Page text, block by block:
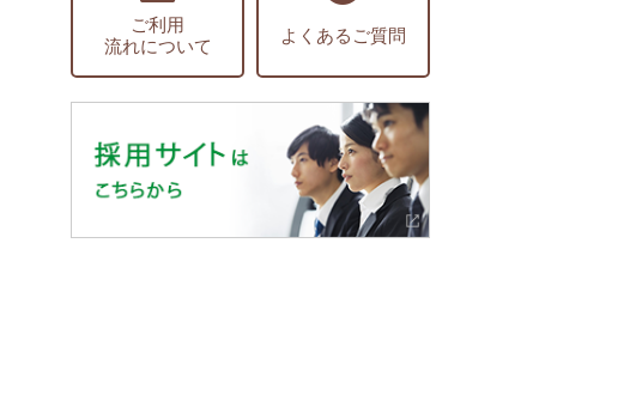
ご利用
流れについて
よくあるご質問